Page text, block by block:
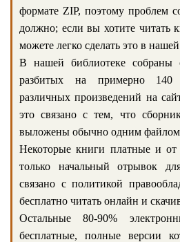
формате ZIP, поэтому проблем
должно; если вы хотите читать
можете легко сделать это в
В нашей библиотеке собраны
разбитых на примерно 140
различных произведений на
это связано с тем, что
выложены обычно одним
Некоторые книги платные и
только начальный отрывок
связано с политикой
бесплатно читать онлайн и
Остальные 80-90%
бесплатные, полные версии